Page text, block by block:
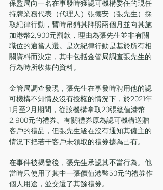
保監局向一名在事發時獲認可機構委任的現任
持牌業務代表（代理人）張德安（張先生）採
取紀律行動，暫時吊銷其牌照兩個月並向其施
加港幣2,900元罰款，理由為張先生並非有關
職位的適當人選。是次紀律行動是基於所有相
關資料而決定，其中包括金管局調查張先生的
行為時所收集的資料。
金管局調查發現，張先生在事發時聘用他的認
可機構不知情及沒有授權的情況下，於2021年
1月至2月期間，從該機構拿取20張總值港幣
2,900元的禮券。有關禮券原為認可機構送贈
客戶的禮品，但張先生遂在沒有通知其僱主的
情況下把若干客戶未領取的禮券據為己有。
在事件被揭發後，張先生承認其不當行為。他
當時只使用了其中一張價值港幣50元的禮券作
個人用途，並交還了其餘禮券。